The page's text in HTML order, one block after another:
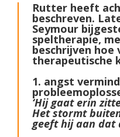
Rutter heeft
beschreven.
Seymour
speltherapie,
beschrijven
therapeutische
1. angst
‘Hij gaat erin
Het stormt
geeft hij aan dat